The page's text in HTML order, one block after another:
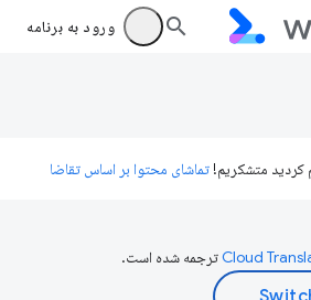
ورود به برنامه
تماشای محتوا بر اساس تقاضا
ترجمه شده است.